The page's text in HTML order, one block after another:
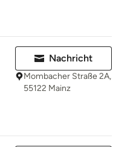
Nachricht
Mombacher Straße 2A,
55122 Mainz